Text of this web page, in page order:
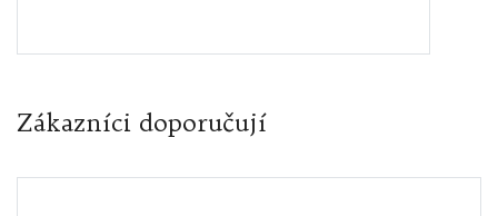
Zákazníci doporučují